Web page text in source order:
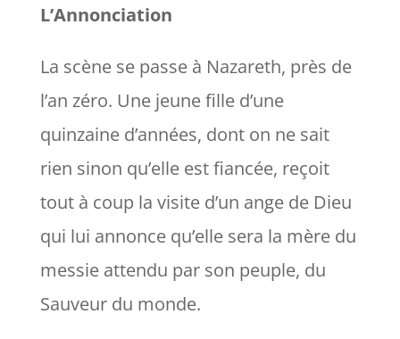
L’Annonciation
La scène se passe à Nazareth, près de
l’an zéro. Une jeune fille d’une
quinzaine d’années, dont on ne sait
rien sinon qu’elle est fiancée, reçoit
tout à coup la visite d’un ange de Dieu
qui lui annonce qu’elle sera la mère du
messie attendu par son peuple, du
Sauveur du monde.